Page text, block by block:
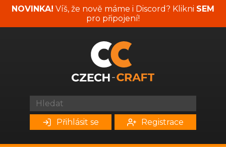
NOVINKA! Víš, že nově máme i Discord? Klikni SEM
pro připojení!
Přihlásit se Registrace